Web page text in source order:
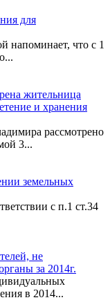
для
напоминает, что с 1
жительница
и хранения
рассмотрено
3...
земельных
с п.1 ст.34
не
за 2014г.
в 2014...